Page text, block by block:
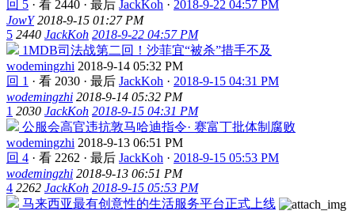
回 5 · 看 2440 · 最后 JackKoh · 2018-9-22 04:57 PM
JowY 2018-9-15 01:27 PM
5 2440 JackKoh 2018-9-22 04:57 PM
1MDB司法战第二回！沙菲宜“被杀”措手不及
wodemingzhi 2018-9-14 05:32 PM
回 1 · 看 2030 · 最后 JackKoh · 2018-9-15 04:31 PM
wodemingzhi 2018-9-14 05:32 PM
1 2030 JackKoh 2018-9-15 04:31 PM
公服会高官违抗敦马哈迪指令· 赛富丁批体制腐败
wodemingzhi 2018-9-13 06:51 PM
回 4 · 看 2262 · 最后 JackKoh · 2018-9-15 05:53 PM
wodemingzhi 2018-9-13 06:51 PM
4 2262 JackKoh 2018-9-15 05:53 PM
马来西亚最有创意性的生活服务平台正式上线